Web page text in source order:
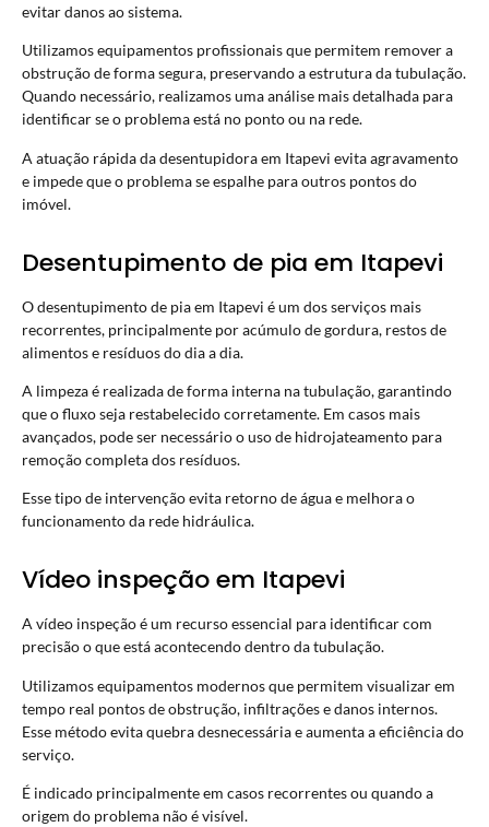
evitar danos ao sistema.
Utilizamos equipamentos profissionais que permitem remover a
obstrução de forma segura, preservando a estrutura da tubulação.
Quando necessário, realizamos uma análise mais detalhada para
identificar se o problema está no ponto ou na rede.
A atuação rápida da desentupidora em Itapevi evita agravamento
e impede que o problema se espalhe para outros pontos do
imóvel.
Desentupimento de pia em Itapevi
O desentupimento de pia em Itapevi é um dos serviços mais
recorrentes, principalmente por acúmulo de gordura, restos de
alimentos e resíduos do dia a dia.
A limpeza é realizada de forma interna na tubulação, garantindo
que o fluxo seja restabelecido corretamente. Em casos mais
avançados, pode ser necessário o uso de hidrojateamento para
remoção completa dos resíduos.
Esse tipo de intervenção evita retorno de água e melhora o
funcionamento da rede hidráulica.
Vídeo inspeção em Itapevi
A vídeo inspeçãoé um recurso essencial para identificar com
precisão o que está acontecendo dentro da tubulação.
Utilizamos equipamentos modernos que permitem visualizar em
tempo real pontos de obstrução, infiltrações e danos internos.
Esse método evita quebra desnecessária e aumenta a eficiência do
serviço.
É indicado principalmente em casos recorrentes ou quando a
origem do problema não é visível.